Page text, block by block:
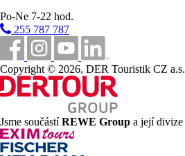
Po-Ne 7-22 hod.
255 787 787
Copyright © 2026, DER Touristik CZ a.s.
Jsme součástíREWE Group a její divize